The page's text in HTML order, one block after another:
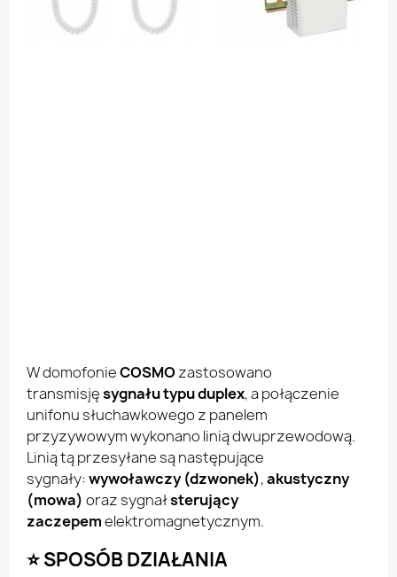
W domofonieCOSMO zastosowano
transmisjęsygnału typu duplex, a połączenie
unifonu słuchawkowego z panelem
przyzywowym wykonano linią dwuprzewodową.
Linią tą przesyłane są następujące
sygnały: wywoławczy (dzwonek),akustyczny
(mowa) oraz sygnałsterujący
zaczepemelektromagnetycznym.
⭐ SPOSÓB DZIAŁANIA